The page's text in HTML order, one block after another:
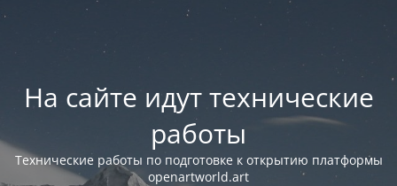
На сайте идут технические
работы
Технические работы по подготовке к открытию платформы
openartworld.art